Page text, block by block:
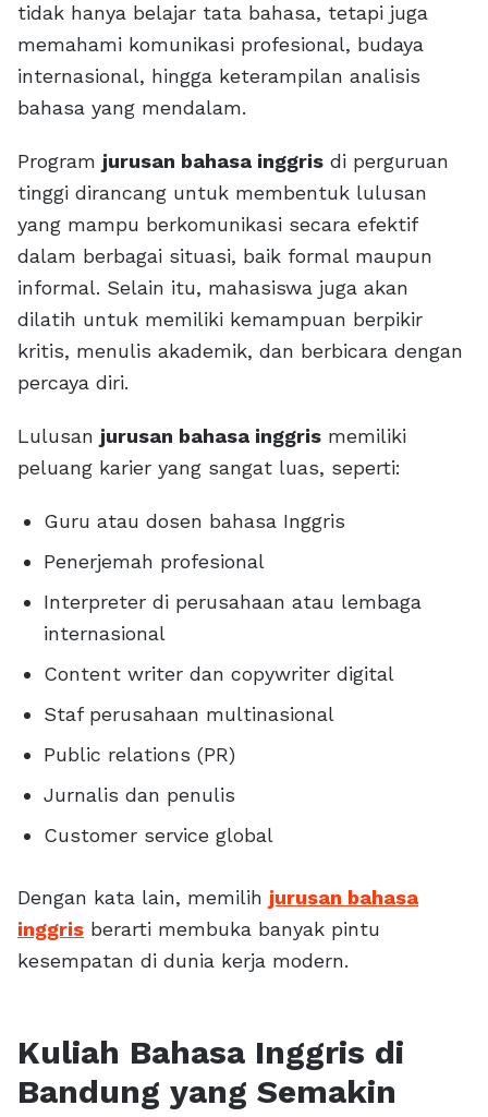
tidak hanya belajar tata bahasa, tetapi juga
memahami komunikasi profesional, budaya
internasional, hingga keterampilan analisis
bahasa yang mendalam.
Program jurusan bahasa inggris di perguruan
tinggi dirancang untuk membentuk lulusan
yang mampu berkomunikasi secara efektif
dalam berbagai situasi, baik formal maupun
informal. Selain itu, mahasiswa juga akan
dilatih untuk memiliki kemampuan berpikir
kritis, menulis akademik, dan berbicara dengan
percaya diri.
Lulusan jurusan bahasa inggris memiliki
peluang karier yang sangat luas, seperti:
Guru atau dosen bahasa Inggris
Penerjemah profesional
Interpreter di perusahaan atau lembaga
internasional
Content writer dan copywriter digital
Staf perusahaan multinasional
Public relations (PR)
Jurnalis dan penulis
Customer service global
Dengan kata lain, memilih jurusan bahasa
inggris berarti membuka banyak pintu
kesempatan di dunia kerja modern.
Kuliah Bahasa Inggris di
Bandung yang Semakin